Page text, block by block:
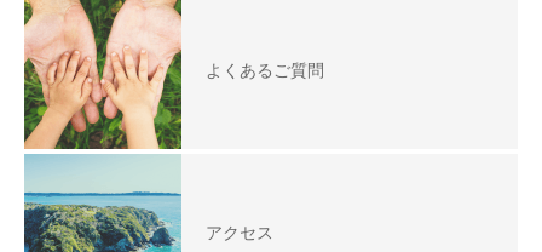
よくあるご質問
アクセス